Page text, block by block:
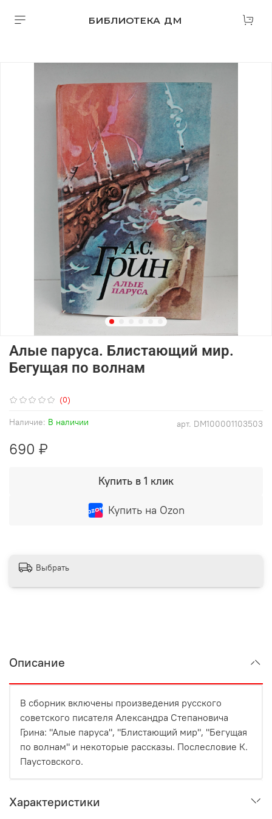
БИБЛИОТЕКА ДМ
(0)
арт. DM100001103503
Наличие: В наличии
Алые паруса. Блистающий мир.
Бегущая по волнам
690 ₽
Купить в 1 клик
Купить на Ozon
Выбрать
Описание
В сборник включены произведения русского
советского писателя Александра Степановича
Грина: "Алые паруса", "Блистающий мир", "Бегущая
по волнам" и некоторые рассказы. Послесловие К.
Паустовского.
Характеристики